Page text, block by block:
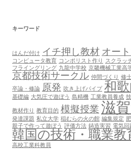
キーワード
はんだ付け イチ押し教材 オー
コンピュータ教育 コンポリスト作り スクラッ
フライングリング 九龍中学校 京畿機械工業高
京都技術サークル 仲間づくり 修
卒論・修論 原発 吹き上げパイプ 和
基礎編 大気圧で遊ぼう 島精機 工業教員養成
教材作り 教育目的 模擬授業 滋
発達課題 私立大学 稲むらの火の館 編集規定
親子で作って遊ぼう 評価方法 鋳造実習 電気回
韓国の技術・職業教
高校工業科教員